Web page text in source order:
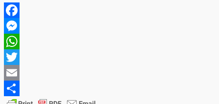
Facebook
Messenger
WhatsApp
Twitter
Email